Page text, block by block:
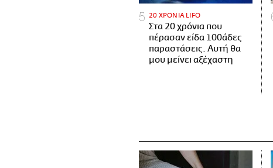
20 ΧΡΟΝΙΑ LIFO
Στα 20 χρόνια που
πέρασαν είδα 100άδες
παραστάσεις. Αυτή θα
μου μείνει αξέχαστη